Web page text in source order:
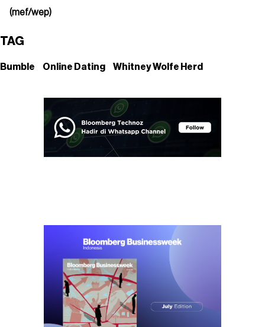
(mef/wep)
TAG
Bumble Online Dating Whitney Wolfe Herd